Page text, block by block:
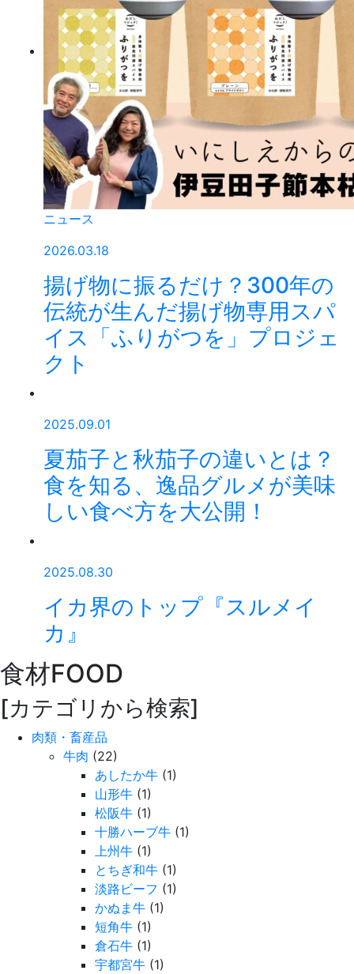
ニュース
2026.03.18
揚げ物に振るだけ？300年の
伝統が生んだ揚げ物専用スパ
イス「ふりがつを」プロジェ
クト
2025.09.01
夏茄子と秋茄子の違いとは？
食を知る、逸品グルメが美味
しい食べ方を大公開！
2025.08.30
イカ界のトップ『スルメイ
カ』
食材FOOD
[カテゴリから検索]
肉類・畜産品
牛肉 (22)
あしたか牛 (1)
山形牛 (1)
松阪牛 (1)
十勝ハーブ牛 (1)
上州牛 (1)
とちぎ和牛 (1)
淡路ビーフ (1)
かぬま牛 (1)
短角牛 (1)
倉石牛 (1)
宇都宮牛 (1)